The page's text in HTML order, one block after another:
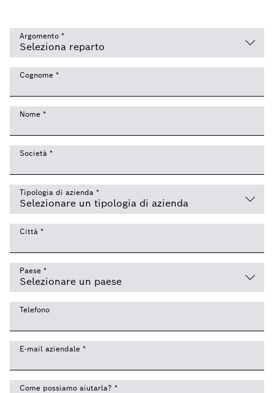
Argomento *
Cognome *
Nome *
Società *
Tipologia di azienda *
Città *
Paese *
Telefono
E-mail aziendale *
Come possiamo aiutarla? *